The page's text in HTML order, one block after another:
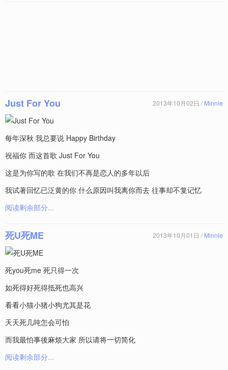
Just For You 2013年10月02日 / Minnie
每年深秋 我总要说 Happy Birthday
祝福你 而这首歌 Just For You
这是为你写的歌 在我们不再是恋人的多年以后
我试著回忆已泛黄的你 什么原因叫我离你而去 往事却不复记忆
阅读剩余部分...
死U死ME 2013年10月01日 / Minnie
死you死me 死只得一次
如死得好死得抵死也高兴
看看小猫小猪小狗尤其是花
天天死几吨怎会可怕
而我最怕事後麻烦大家 所以请将一切简化
阅读剩余部分...